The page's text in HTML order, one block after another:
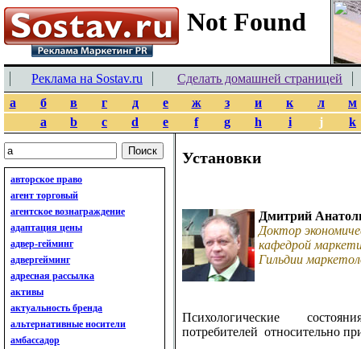
Реклама на Sostav.ru
Сделать домашней страницей
а
б в г д е ж з и к л
м
a
b c d e f g h i j k
авторское право
агент торговый
агентское вознаграждение
адаптация цены
адвер-гейминг
адвергейминг
адресная рассылка
активы
актуальность бренда
альтернативные носители
амбассадор
Установки
Дмитрий
Доктор
кафедрой
Гильдии
Психологические
потребителей относительно